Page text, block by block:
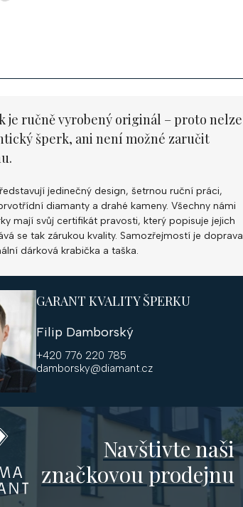
je ručně vyrobený originál – proto nelze
šperk, ani není možné zaručit
jedinečný design, šetrnou ruční práci,
diamanty a drahé kameny. Všechny námi
mají svůj certifikát pravosti, který popisuje jejich
se tak zárukou kvality. Samozřejmostí je doprava
dárková krabička a taška.
GARANT KVALITY ŠPERKU
Filip Damborský
+420 776 220 785
damborsky@diamant.cz
Navštivte naši
značkovou prodejnu